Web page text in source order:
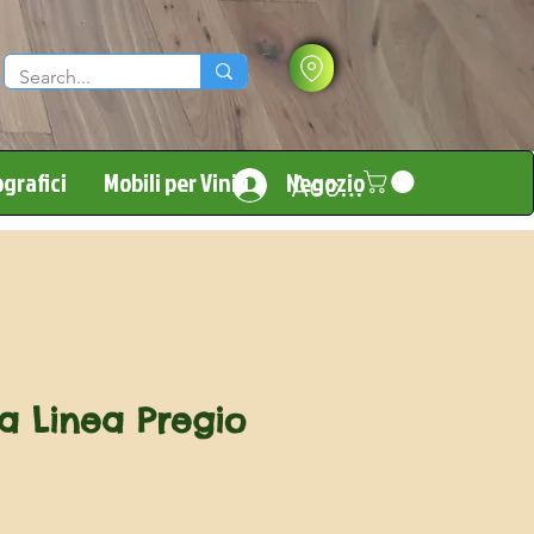
Mobili per Vinili Negozio
Accedi
Linea Pregio